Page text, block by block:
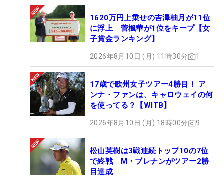
1620万円上乗せの吉澤柚月が11位
に浮上 菅楓華が1位をキープ【女
子賞金ランキング】
2026年8月10日 (月) 11時30分 1
17歳で欧州女子ツアー4勝目！ ア
ンナ・ファンは、キャロウェイの何
を使ってる？【WITB】
2026年8月10日 (月) 18時00分 9
松山英樹は3戦連続トップ10の7位
で終戦 M・ブレナンがツアー2勝
目達成